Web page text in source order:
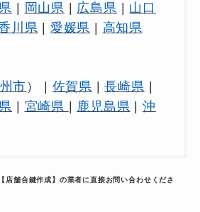
岡山県 広島県
山口
川県 愛媛県 高知県
市） | 佐賀県 |長崎県
宮崎県 鹿児島県 |沖
店舗合鍵作成】の業者に直接お問い合わせくださ